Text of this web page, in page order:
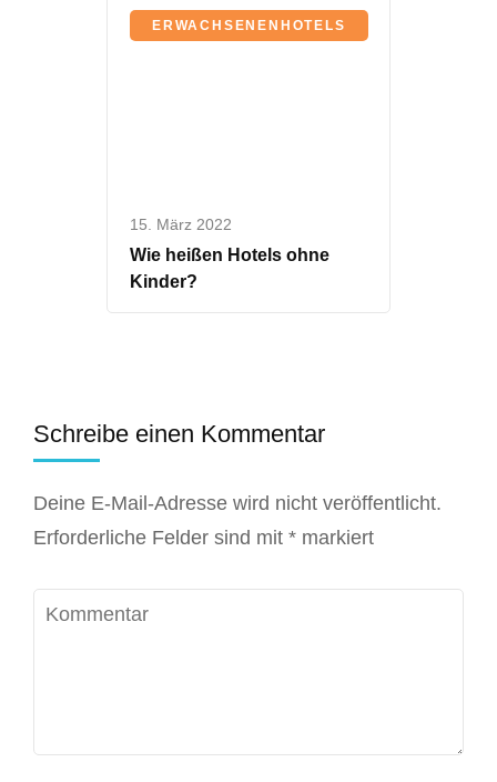
ERWACHSENENHOTELS
15. März 2022
Wie heißen Hotels ohne
Kinder?
Schreibe einen Kommentar
Deine E-Mail-Adresse wird nicht veröffentlicht.
Erforderliche Felder sind mit * markiert
Kommentar